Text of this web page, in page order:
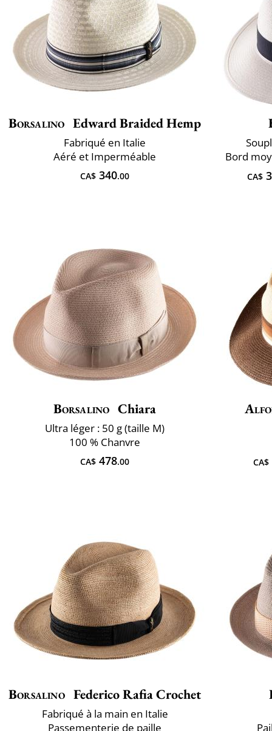
Borsalino Edward Braided Hemp
Fabriqué en Italie
Aéré et Imperméable
CA$ 340.00
Bord
CA$
Borsalino Chiara
Ultra léger : 50 g (taille M)
100 % Chanvre
CA$ 478.00 CA$
Borsalino Federico Rafia Crochet
Fabriqué à la main en Italie
Passementerie de paille